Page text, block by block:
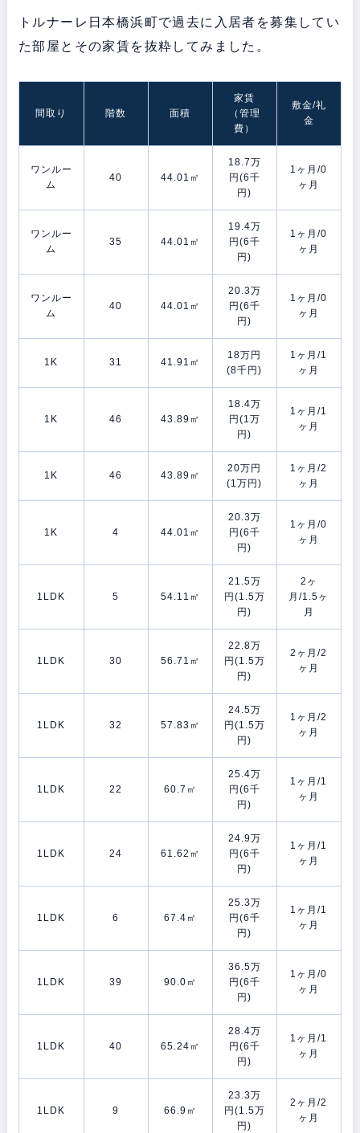
トルナーレ日本橋浜町で過去に入居者を募集してい
た部屋とその家賃を抜粋してみました。
間取り 階数 面積
家賃
（管理
費）
敷金/礼
金
ワンルー
ム
40 44.01㎡
18.7万
円(6千
円)
1ヶ月/0
ヶ月
ワンルー
ム
35 44.01㎡
19.4万
円(6千
円)
1ヶ月/0
ヶ月
ワンルー
ム
40 44.01㎡
20.3万
円(6千
円)
1ヶ月/0
ヶ月
1K 31 41.91㎡
18万円
(8千円)
1ヶ月/1
ヶ月
1K 46 43.89㎡
18.4万
円(1万
円)
1ヶ月/1
ヶ月
1K 46 43.89㎡
20万円
(1万円)
1ヶ月/2
ヶ月
1K 4 44.01㎡
20.3万
円(6千
円)
1ヶ月/0
ヶ月
1LDK 5 54.11㎡
21.5万
円(1.5万
円)
2ヶ
月/1.5ヶ
月
1LDK 30 56.71㎡
22.8万
円(1.5万
円)
2ヶ月/2
ヶ月
1LDK 32 57.83㎡
24.5万
円(1.5万
円)
1ヶ月/2
ヶ月
1LDK 22 60.7㎡
25.4万
円(6千
円)
1ヶ月/1
ヶ月
1LDK 24 61.62㎡
24.9万
円(6千
円)
1ヶ月/1
ヶ月
1LDK 6 67.4㎡
25.3万
円(6千
円)
1ヶ月/1
ヶ月
1LDK 39 90.0㎡
36.5万
円(6千
円)
1ヶ月/0
ヶ月
1LDK 40 65.24㎡
28.4万
円(6千
円)
1ヶ月/1
ヶ月
1LDK 9 66.9㎡
23.3万
円(1.5万
円)
2ヶ月/2
ヶ月